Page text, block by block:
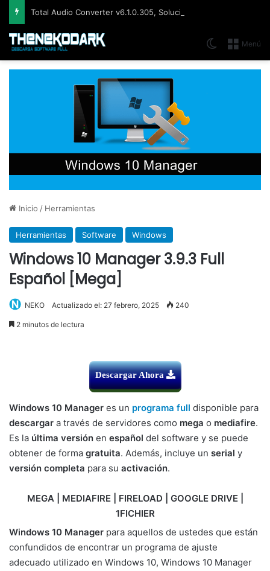
Menú
Switch skin
Inicio / Herramientas
Herramientas Software Windows
Windows 10 Manager 3.9.3 Full
Español [Mega]
NEKO Actualizado el: 27 febrero, 2025 240
2 minutos de lectura
Descargar Ahora
Windows 10 Manager es un programa full disponible para
descargar a través de servidores como mega o mediafire.
Es la última versión en español del software y se puede
obtener de forma gratuita. Además, incluye un serial y
versión completa para su activación.
MEGA | MEDIAFIRE | FIRELOAD | GOOGLE DRIVE |
1FICHIER
Windows 10 Manager para aquellos de ustedes que están
confundidos de encontrar un programa de ajuste
adecuado utilizado en Windows 10, Windows 10 Manager